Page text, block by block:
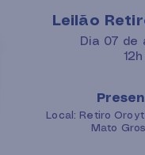
Leilão
Dia 07 de
12h
Local: Retiro
Mato